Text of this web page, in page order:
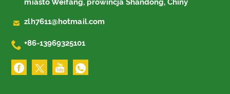
miasto Weifang, prowincja Shandong, Chiny
 zlh7611@hotmail.com
 +86-13969325101